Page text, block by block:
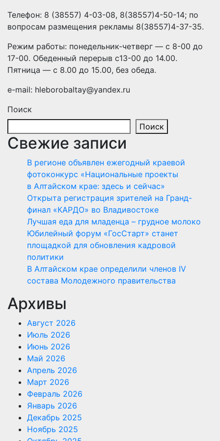
Телефон: 8 (38557) 4-03-08, 8(38557)4-50-14; по
вопросам размещения рекламы 8(38557)4-37-35.
Режим работы: понедельник-четверг — с 8-00 до
17-00. Обеденный перерыв с13-00 до 14.00.
Пятница — с 8.00 до 15.00, без обеда.
e-mail: hleborobaltay@yandex.ru
Поиск
Поиск
Свежие записи
В регионе объявлен ежегодный краевой
фотоконкурс «Национальные проекты
в Алтайском крае: здесь и сейчас»
Открыта регистрация зрителей на Гранд-
финал «КАРДО» во Владивостоке
Лучшая еда для младенца – грудное молоко
Юбилейный форум «ГосСтарт» станет
площадкой для обновления кадровой
политики
В Алтайском крае определили членов IV
состава Молодежного правительства
Архивы
Август 2026
Июль 2026
Июнь 2026
Май 2026
Апрель 2026
Март 2026
Февраль 2026
Январь 2026
Декабрь 2025
Ноябрь 2025